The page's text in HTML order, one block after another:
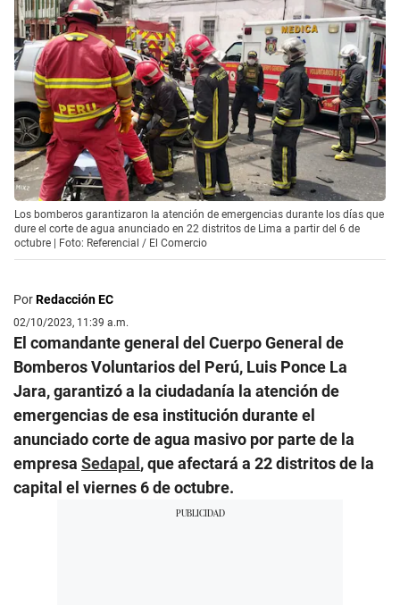
Los bomberos garantizaron la atención de emergencias durante los días que
dure el corte de agua anunciado en 22 distritos de Lima a partir del 6 de
octubre | Foto: Referencial / El Comercio
PorRedacción EC
02/10/2023, 11:39 a.m.
El comandante general del Cuerpo General de
Bomberos Voluntarios del Perú, Luis Ponce La
Jara, garantizó a la ciudadanía la atención de
emergencias de esa institución durante el
anunciado corte de agua masivo por parte de la
empresa Sedapal, que afectará a 22 distritos de la
capital el viernes 6 de octubre.